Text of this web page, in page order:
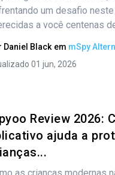
um desafio
a você centenas
Daniel Black em mSpy
01 jun, 2026
este artigo
Review 2026:
ajuda a